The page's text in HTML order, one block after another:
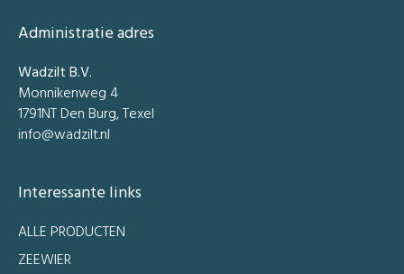
Administratie adres
Wadzilt B.V.
Monnikenweg 4
1791NT Den Burg, Texel
info@wadzilt.nl
Interessante links
ALLE PRODUCTEN
ZEEWIER